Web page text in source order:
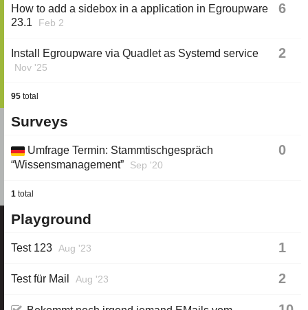
How to add a sidebox in a application in Egroupware
23.1
Feb 2
6
Install Egroupware via Quadlet as Systemd service
Nov '25
2
95 total
Surveys
Umfrage Termin: Stammtischgespräch
“Wissensmanagement”
Sep '20
0
1 total
Playground
Test 123 Aug '23 1
Test für Mail Aug '23 2